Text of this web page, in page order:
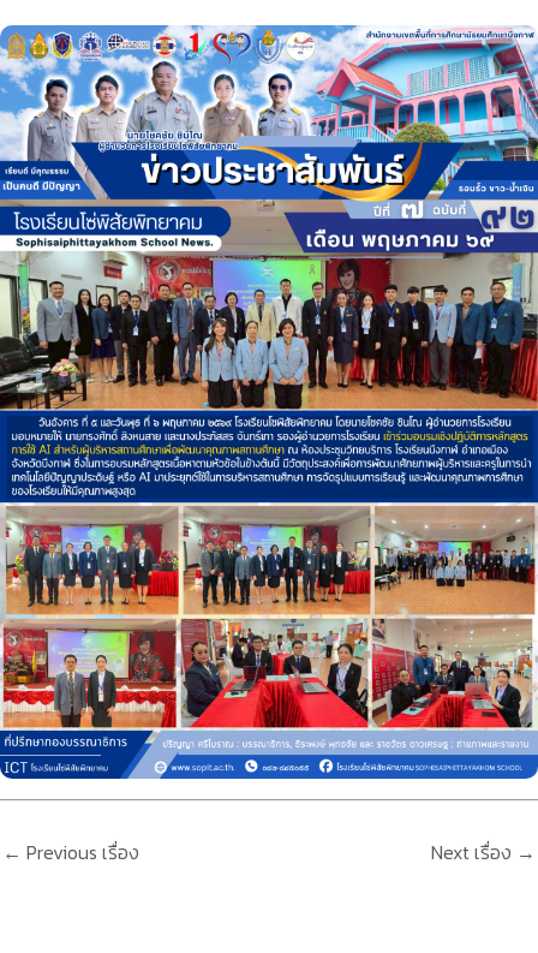
← Previous เรื่อง Next เรื่อง →